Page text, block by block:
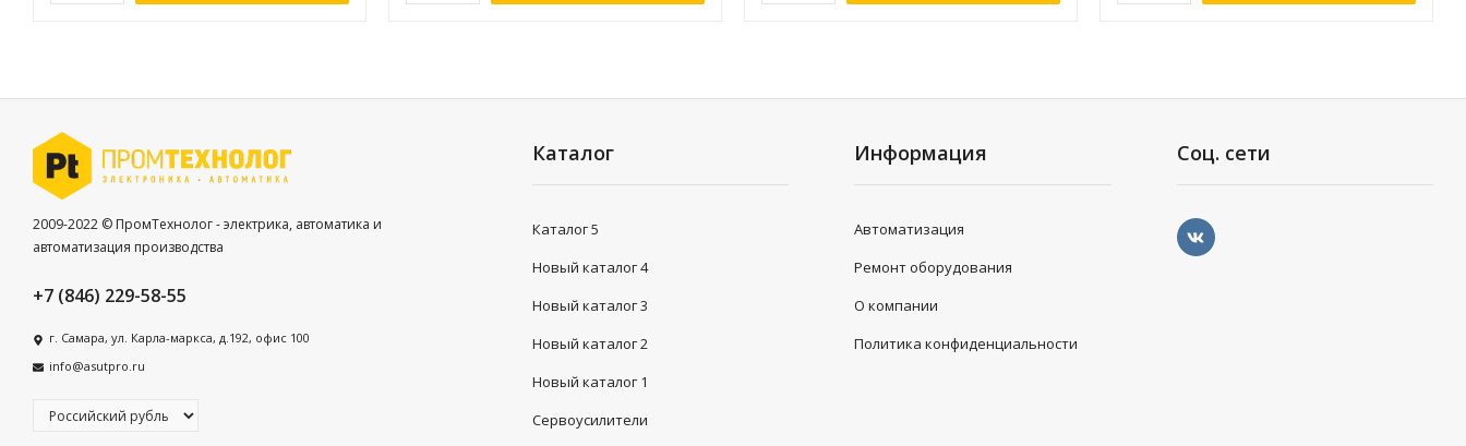
2009-2022 © ПромТехнолог - электрика, автоматика и
автоматизация производства
+7 (846) 229-58-55
г. Самара, ул. Карла-маркса, д.192, офис 100
info@asutpro.ru
Каталог
Каталог 5
Новый каталог 4
Новый каталог 3
Новый каталог 2
Новый каталог 1
Сервоусилители
Информация
Автоматизация
Ремонт оборудования
О компании
Политика конфиденциальности
Соц. сети